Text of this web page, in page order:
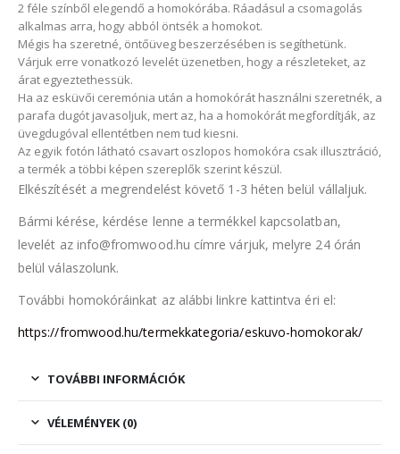
2 féle színből elegendő a homokórába. Ráadásul a csomagolás
alkalmas arra, hogy abból öntsék a homokot.
Mégis ha szeretné, öntőüveg beszerzésében is segíthetünk.
Várjuk erre vonatkozó levelét üzenetben, hogy a részleteket, az
árat egyeztethessük.
Ha az esküvői ceremónia után a homokórát használni szeretnék, a
parafa dugót javasoljuk, mert az, ha a homokórát megfordítják, az
üvegdugóval ellentétben nem tud kiesni.
Az egyik fotón látható csavart oszlopos homokóra csak illusztráció,
a termék a többi képen szereplők szerint készül.
Elkészítését a megrendelést követő 1-3 héten belül vállaljuk.
Bármi kérése, kérdése lenne a termékkel kapcsolatban,
levelét az info@fromwood.hu címre várjuk, melyre 24 órán
belül válaszolunk.
További homokóráinkat az alábbi linkre kattintva éri el:
https://fromwood.hu/termekkategoria/eskuvo-homokorak/
TOVÁBBI INFORMÁCIÓK
VÉLEMÉNYEK (0)